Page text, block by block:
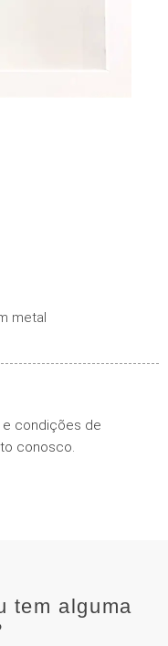
metal
e condições de
conosco.
tem alguma